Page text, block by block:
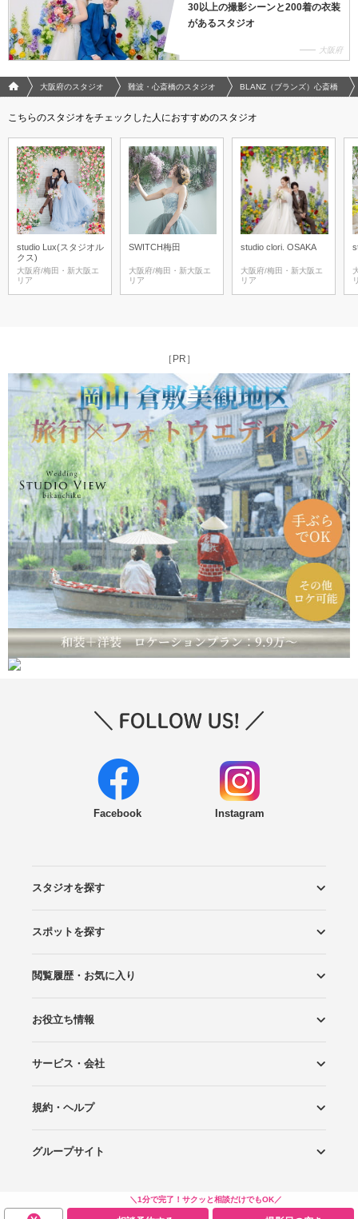
＼1分で完了！サクッと相談だけでもOK／
30以上の撮影シーンと200着の衣装
があるスタジオ
大阪府
フォトウエディング/結婚写真のPhotorait ホーム
大阪府のスタジオ 難波・心斎橋のスタジオ BLANZ（ブランズ）心斎橋
こちらのスタジオをチェックした人におすすめのスタジオ
studio Lux(スタジオル
クス)
大阪府/梅田・新大阪エ
リア
SWITCH梅田
大阪府/梅田・新大阪エ
リア
studio clori. OSAKA
大阪府/梅田・新大阪エ
リア
［PR］
Facebook Instagram
スタジオを探す
エリアから探す
こだわりから探す
NEW PHOTO STYLE
プランから探す
フォトタイプ診断
フォトグラファーから探す
国内リゾートから探す
スポットを探す
ロケーションから探す
スタジオから探す
閲覧履歴・お気に入り
閲覧スタジオ
お気に入り
お役立ち情報
Wedding Photo マガジン
はじめてガイド
サービス・会社
Photoraitとは
スタジオの掲載について
お問い合わせ
運営会社
サイトマップ
規約・ヘルプ
プライバシーポリシー
利用規約
ヘルプ
グループサイト
Wedding Park 海外